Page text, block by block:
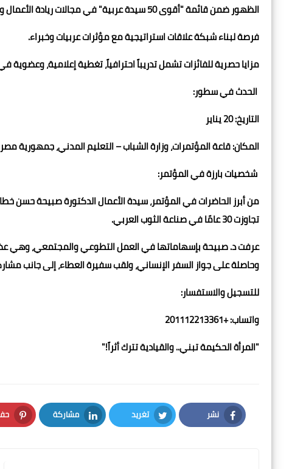
الظهور ضمن قائمة "أقوى 50 سيدة عربية" في مجالات ريادة الأعمال والابتكار.
فرصة لبناء شبكة علاقات استراتيجية مع مؤثرات عربيات وخبراء.
مزايا حصرية للفائزات تشمل تدريباً احترافياً، تغطية إعلامية، وعضوية في
الحدث في سطور:
التاريخ: 20 يناير
المكان: قاعة المؤتمرات، وزارة الشباب – التعليم المدني، جمهورية مصر
شخصيات بارزة في المؤتمر:
من أبرز الحاضرات في المؤتمر، سيدة الأعمال الدكتورة صبيحة حسن
تجاوزت 30 عامًا في صناعة الثوب العربي.
وحاصلة على جواز السفر الإنساني، ولقب سفيرة العطاء، إلى جانب
للتسجيل والاستفسار:
واتساب: +201112213361
"المرأة الحكيمة تبني.. والقيادية تترك أثراً!"
نشر
Facebook
تغريد
Twitter
مشاركة
LinkedIn